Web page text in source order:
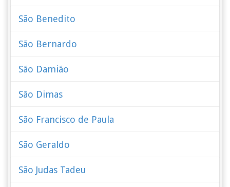
São Benedito
São Bernardo
São Damião
São Dimas
São Francisco de Paula
São Geraldo
São Judas Tadeu